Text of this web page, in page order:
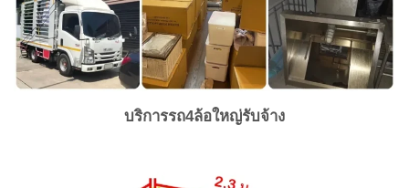
บริการรถ4ล้อใหญ่รับจ้าง